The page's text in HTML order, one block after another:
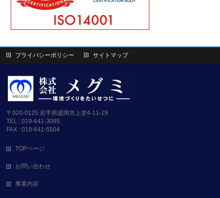
プライバシーポリシー サイトマップ
〒020-0125 岩手県盛岡市上堂4-11-29
TEL : 019-641-3095
FAX : 019-641-5504
TOPページ
お問い合わせ
事業内容